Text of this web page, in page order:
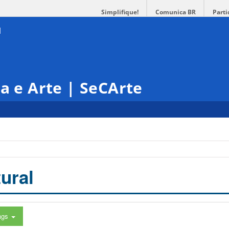
Simplifique! Comunica BR
e Arte | SeCArte